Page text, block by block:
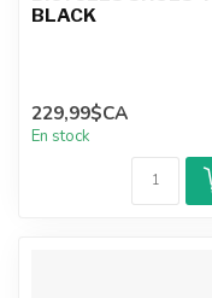
BLACK
229,99$CA
En stock